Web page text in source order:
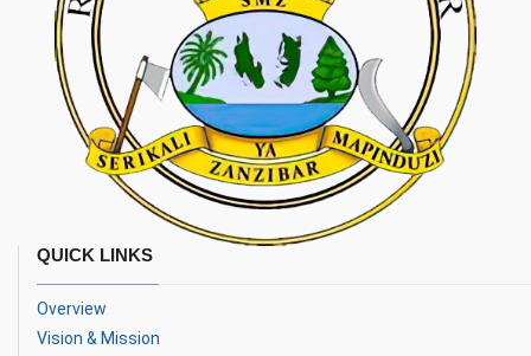
QUICK LINKS
Overview
Vision & Mission